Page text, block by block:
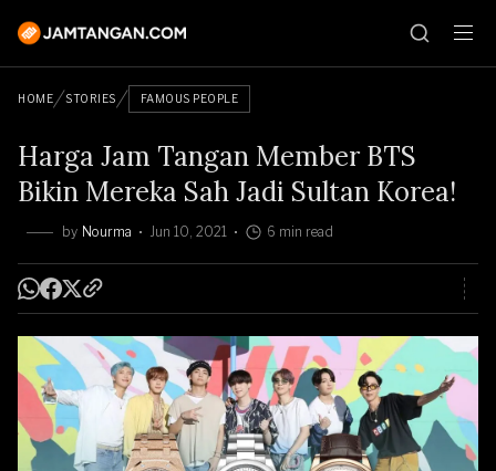
HOME STORIES FAMOUS PEOPLE
Harga Jam Tangan Member BTS
Bikin Mereka Sah Jadi Sultan Korea!
by Nourma Jun 10, 2021 6 min read